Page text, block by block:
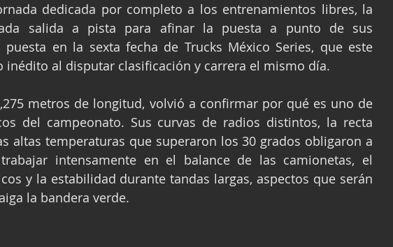
Fórmula 3 Nauticopa FIA TCR Fórmula 2
dedicada por completo a los entrenamientos libres, la
salida a pista para afinar la puesta a punto de sus
en la sexta fecha de Trucks México Series, que este
inédito al disputar clasificación y carrera el mismo día.
metros de longitud, volvió a confirmar por qué es uno de
del campeonato. Sus curvas de radios distintos, la recta
altas temperaturas que superaron los 30 grados obligaron a
intensamente en el balance de las camionetas, el
y la estabilidad durante tandas largas, aspectos que serán
la bandera verde.